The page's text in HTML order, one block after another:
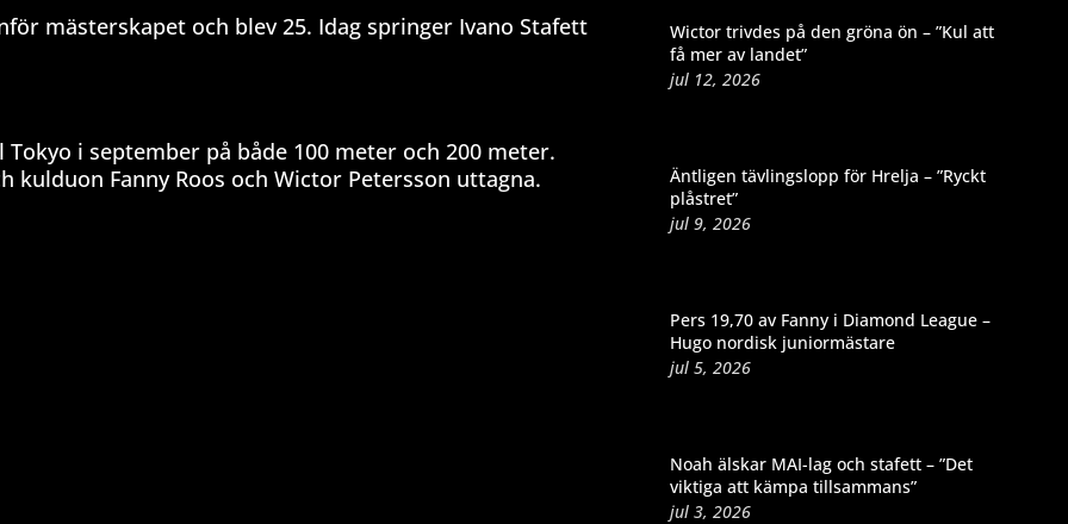
mästerskapet och blev 25. Idag springer Ivano Stafett
i september på både 100 meter och 200 meter.
kulduon Fanny Roos och Wictor Petersson uttagna.
Wictor trivdes på den gröna ön – ”Kul att
få mer av landet”
jul 12, 2026
Äntligen tävlingslopp för Hrelja – ”Ryckt
plåstret”
jul 9, 2026
Pers 19,70 av Fanny i Diamond League –
Hugo nordisk juniormästare
jul 5, 2026
Noah älskar MAI-lag och stafett – ”Det
viktiga att kämpa tillsammans”
jul 3, 2026